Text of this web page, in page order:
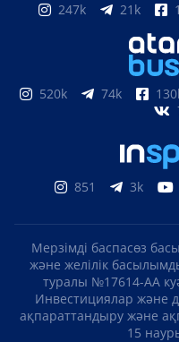
247k 21k
520k 74k
851 3k
Мерзімді баспасөз
және желілік
туралы №17614-АА
Инвестициялар және
ақпараттандыру және
15